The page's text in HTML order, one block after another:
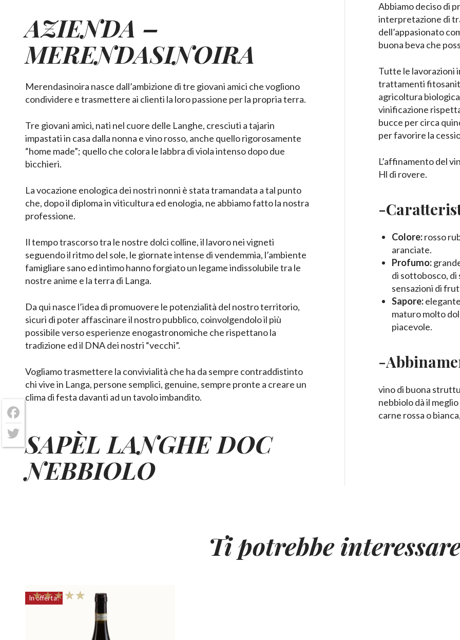
AZIENDA –
MERENDASINOIRA
Merendasinoira nasce dall’ambizione di tre giovani amici che vogliono
condividere e trasmettere ai clienti la loro passione per la propria terra.
Tre giovani amici, nati nel cuore delle Langhe, cresciuti a tajarin
impastati in casa dalla nonna e vino rosso, anche quello rigorosamente
“home made”; quello che colora le labbra di viola intenso dopo due
bicchieri.
La vocazione enologica dei nostri nonni è stata tramandata a tal punto
che, dopo il diploma in viticultura ed enologia, ne abbiamo fatto la nostra
professione.
Il tempo trascorso tra le nostre dolci colline, il lavoro nei vigneti
seguendo il ritmo del sole, le giornate intense di vendemmia, l’ambiente
famigliare sano ed intimo hanno forgiato un legame indissolubile tra le
nostre anime e la terra di Langa.
Da qui nasce l’idea di promuovere le potenzialità del nostro territorio,
sicuri di poter affascinare il nostro pubblico, coinvolgendolo il più
possibile verso esperienze enogastronomiche che rispettano la
tradizione ed il DNA dei nostri “vecchi”.
Vogliamo trasmettere la convivialità che ha da sempre contraddistinto
chi vive in Langa, persone semplici, genuine, sempre pronte a creare un
clima di festa davanti ad un tavolo imbandito.
SAPÈL LANGHE DOC
NEBBIOLO
Abbiamo deciso di
interpretazione di
dell’appasionato
buona beva che
Tutte le lavorazioni
trattamenti
agricoltura
vinificazione
bucce per circa
per favorire la
L’affinamento del
Hl di rovere.
-
Colore:rosso
aranciate.
Profumo:
di sottobosco, di
sensazioni di
Sapore:
maturo molto
piacevole.
-
vino di buona
nebbiolo dà il
carne rossa o
Ti potrebbe
In offerta!
Facebook
Twitter